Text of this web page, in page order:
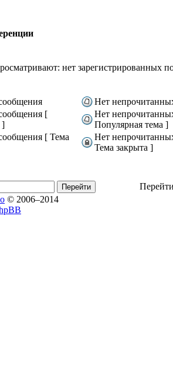
нет зарегистрированных
Нет
[
]
Нет
Популярная тема ]
[ Тема
Нет
Тема закрыта ]
© 2006–2014